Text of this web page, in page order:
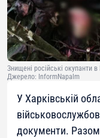
Знищені російські окупанти
Джерело: InformNapalm
У Харківській
документи. Разом